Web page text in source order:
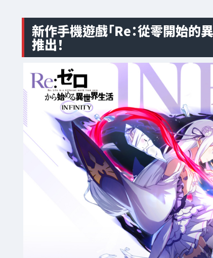
新作手機遊戲「Re：從零開始
推出！